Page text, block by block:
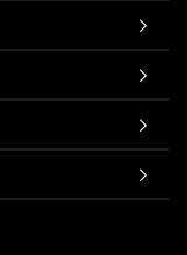



